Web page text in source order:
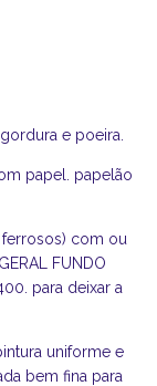
e poeira.
papel. papelão
ferrosos) com ou
FUNDO
para deixar a
uniforme e
bem fina para